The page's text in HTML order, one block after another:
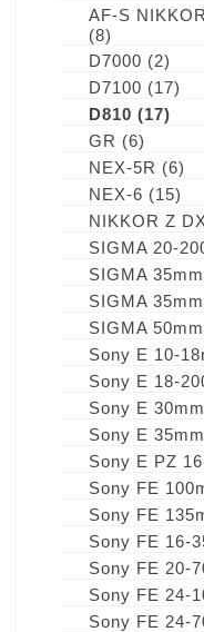
AF-S
(8)
D7000 (2)
D7100 (17)
D810 (17)
GR (6)
NEX-5R (6)
NEX-6 (15)
NIKKOR Z
SIGMA 20-
SIGMA
SIGMA
SIGMA
Sony E 10-
Sony E 18-
Sony E
Sony E
Sony E PZ
Sony FE
Sony FE
Sony FE 16-
Sony FE 20-
Sony FE 24-
Sony FE 24-